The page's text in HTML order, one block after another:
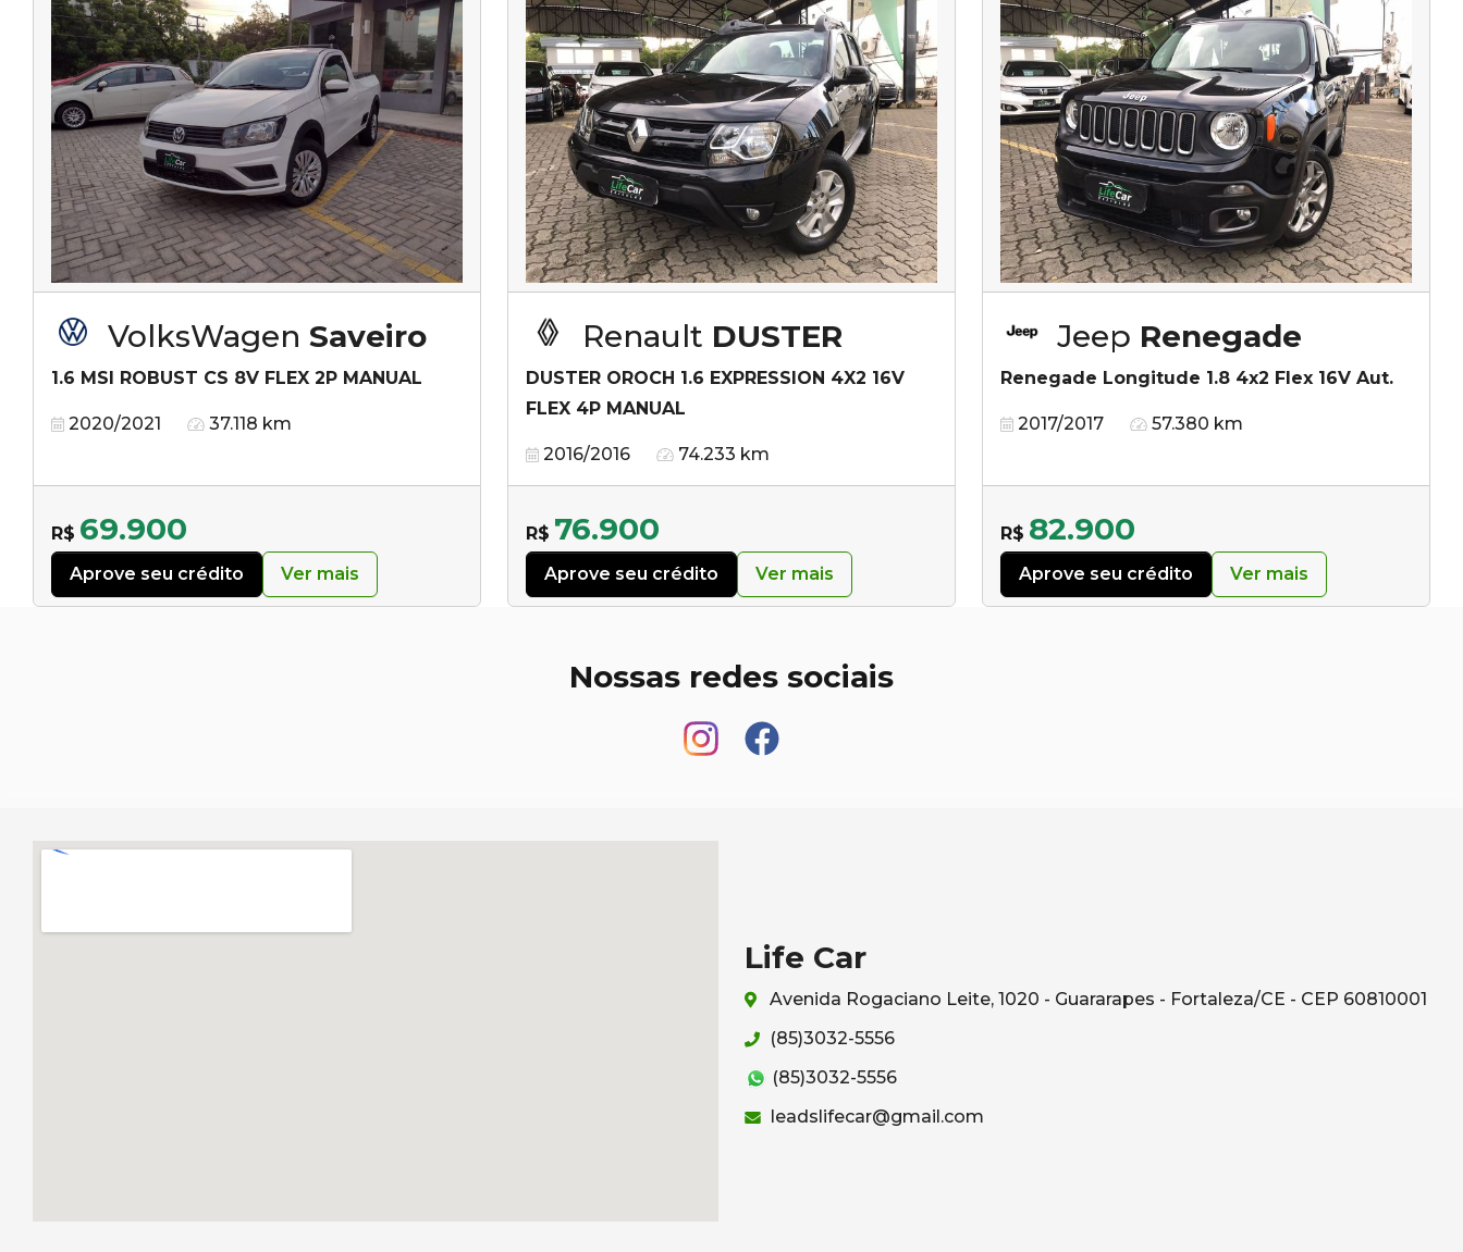
VolksWagen Saveiro
1.6 MSI ROBUST CS 8V FLEX 2P MANUAL
2020/2021 37.118 km
R$ 69.900
Aprove seu crédito Ver mais
Renault DUSTER
DUSTER OROCH 1.6 EXPRESSION 4X2 16V
FLEX 4P MANUAL
2016/2016 74.233 km
R$ 76.900
Aprove seu crédito Ver mais
Jeep Renegade
Renegade Longitude 1.8 4x2 Flex 16V Aut.
2017/2017 57.380 km
R$ 82.900
Aprove seu crédito Ver mais
Nossas redes sociais
Life Car
Avenida Rogaciano Leite, 1020 - Guararapes - Fortaleza/CE - CEP 60810001
(85)3032-5556
(85)3032-5556
leadslifecar@gmail.com